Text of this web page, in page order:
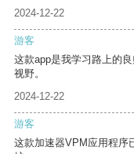
2024-12-22
游客
这款app是我学习路上的
视野。
2024-12-22
游客
这款加速器VPM应用程序